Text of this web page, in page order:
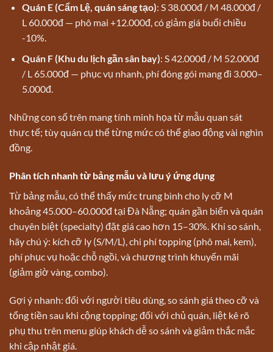
Quán E (Cẩm Lệ, quán sáng tạo): S 38.000đ / M 48.000đ /
L 60.000đ — phô mai +12.000đ, có giảm giá buổi chiều
-10%.
Quán F (Khu du lịch gần sân bay): S 42.000đ / M 52.000đ
/ L 65.000đ — phục vụ nhanh, phí đóng gói mang đi 3.000–
5.000đ.
Những con số trên mang tính minh họa từ mẫu quan sát
thực tế; tùy quán cụ thể từng mức có thể giao động vài nghìn
đồng.
Phân tích nhanh từ bảng mẫu và lưu ý ứng dụng
Từ bảng mẫu, có thể thấy mức trung bình cho ly cỡ M
khoảng 45.000–60.000đ tại Đà Nẵng; quán gần biển và quán
chuyên biệt (specialty) đặt giá cao hơn 15–30%. Khi so sánh,
hãy chú ý: kích cỡ ly (S/M/L), chi phí topping (phô mai, kem),
phí phục vụ hoặc chỗ ngồi, và chương trình khuyến mãi
(giảm giờ vàng, combo).
Gợi ý nhanh: đối với người tiêu dùng, so sánh giá theo cỡ và
tổng tiền sau khi cộng topping; đối với chủ quán, liệt kê rõ
phụ thu trên menu giúp khách dễ so sánh và giảm thắc mắc
khi cập nhật giá.